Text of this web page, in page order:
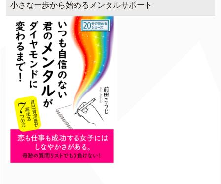
小さな一歩から始めるメンタルサポート